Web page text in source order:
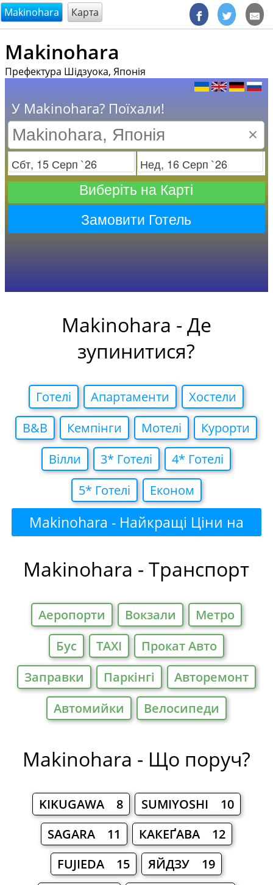
@endsectiom
Makinohara Карта
Makinohara
Префектура Шідзуока, Японія
У Makinohara? Поїхали!
×
Заезд Отъезд
Виберіть на Карті
Замовити Готель
Makinohara - Де
зупинитися?
Готелi Апартаменти
Хостели
B&B
Кемпiнги Мотелi
Курорти
Вiлли
3* Готелi
4* Готелi
5* Готелi
Економ
Makinohara - Найкращі Ціни на
Makinohara - Транспорт
Аеропорти Вокзали
Метро
Бус
TAXI
Прокат Авто
Заправки
Паркiнгi
Авторемонт
Автомийки
Велосипеди
Makinohara - Що поруч?
KIKUGAWA 8
SUMIYOSHI 10
SAGARA 11
КАКЕҐАВА 12
FUJIEDA 15
ЯЙДЗУ 19